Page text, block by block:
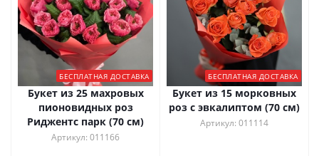
БЕСПЛАТНАЯ ДОСТАВКА
Букет из 25 махровых
пионовидных роз
Риджентс парк (70 см)
Артикул: 011166
БЕСПЛАТНАЯ ДОСТАВКА
Букет из 15 морковных
роз с эвкалиптом (70 см)
Артикул: 011114